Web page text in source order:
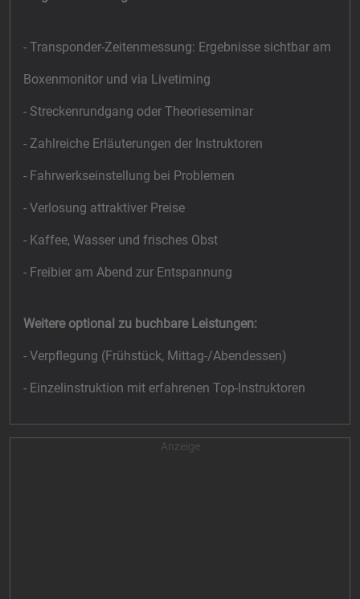
- Transponder-Zeitenmessung: Ergebnisse sichtbar am
Boxenmonitor und via Livetiming
- Streckenrundgang oder Theorieseminar
- Zahlreiche Erläuterungen der Instruktoren
- Fahrwerkseinstellung bei Problemen
- Verlosung attraktiver Preise
- Kaffee, Wasser und frisches Obst
- Freibier am Abend zur Entspannung
Weitere optional zu buchbare Leistungen:
- Verpflegung (Frühstück, Mittag-/Abendessen)
- Einzelinstruktion mit erfahrenen Top-Instruktoren
Anzeige